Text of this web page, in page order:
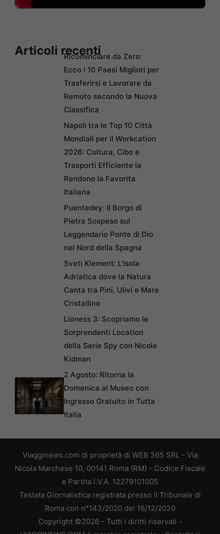
Articoli recentiRicominciare da Zero:
Ecco i 10 Paesi Migliori per
Trasferirsi e Lavorare da
Remoto secondo la Nuova
Classifica
Napoli tra le Top 10 Città
Mondiali per il Workcation
2026: Cultura, Cibo e
Trasporti Efficiente la
Rendono la Favorita
Italiana
Puentedey: Il Borgo di
Pietra Sospeso sul
Leggendario Ponte di Dio
nel Nord della Spagna
Sveti Klement: L’Isola
Adriatica dove la Natura
Canta tra Pini, Ulivi e Mare
Cristallino
Lioness 3: Scopriamo le
Sorprendenti Location
della Serie Spy con Nicole
Kidman
2 Agosto: Ritorna la
Domenica al Museo con
Ingresso Gratuito in Tutta
Italia
Viagginews.com di proprietà di WEB 365 SRL - Via
Nicola Marchese 10, 00141 Roma (RM) - Codice Fiscale
e Partita I.V.A. 12279101005
Testata Giornalistica registrata presso il Tribunale di
Roma con n°143/2020 del 16/12/2020
Copyright ©2026 - Tutti i diritti riservati -